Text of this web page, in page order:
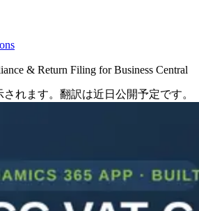
& Return Filing for Business Central
れます。翻訳は近日公開予定です。